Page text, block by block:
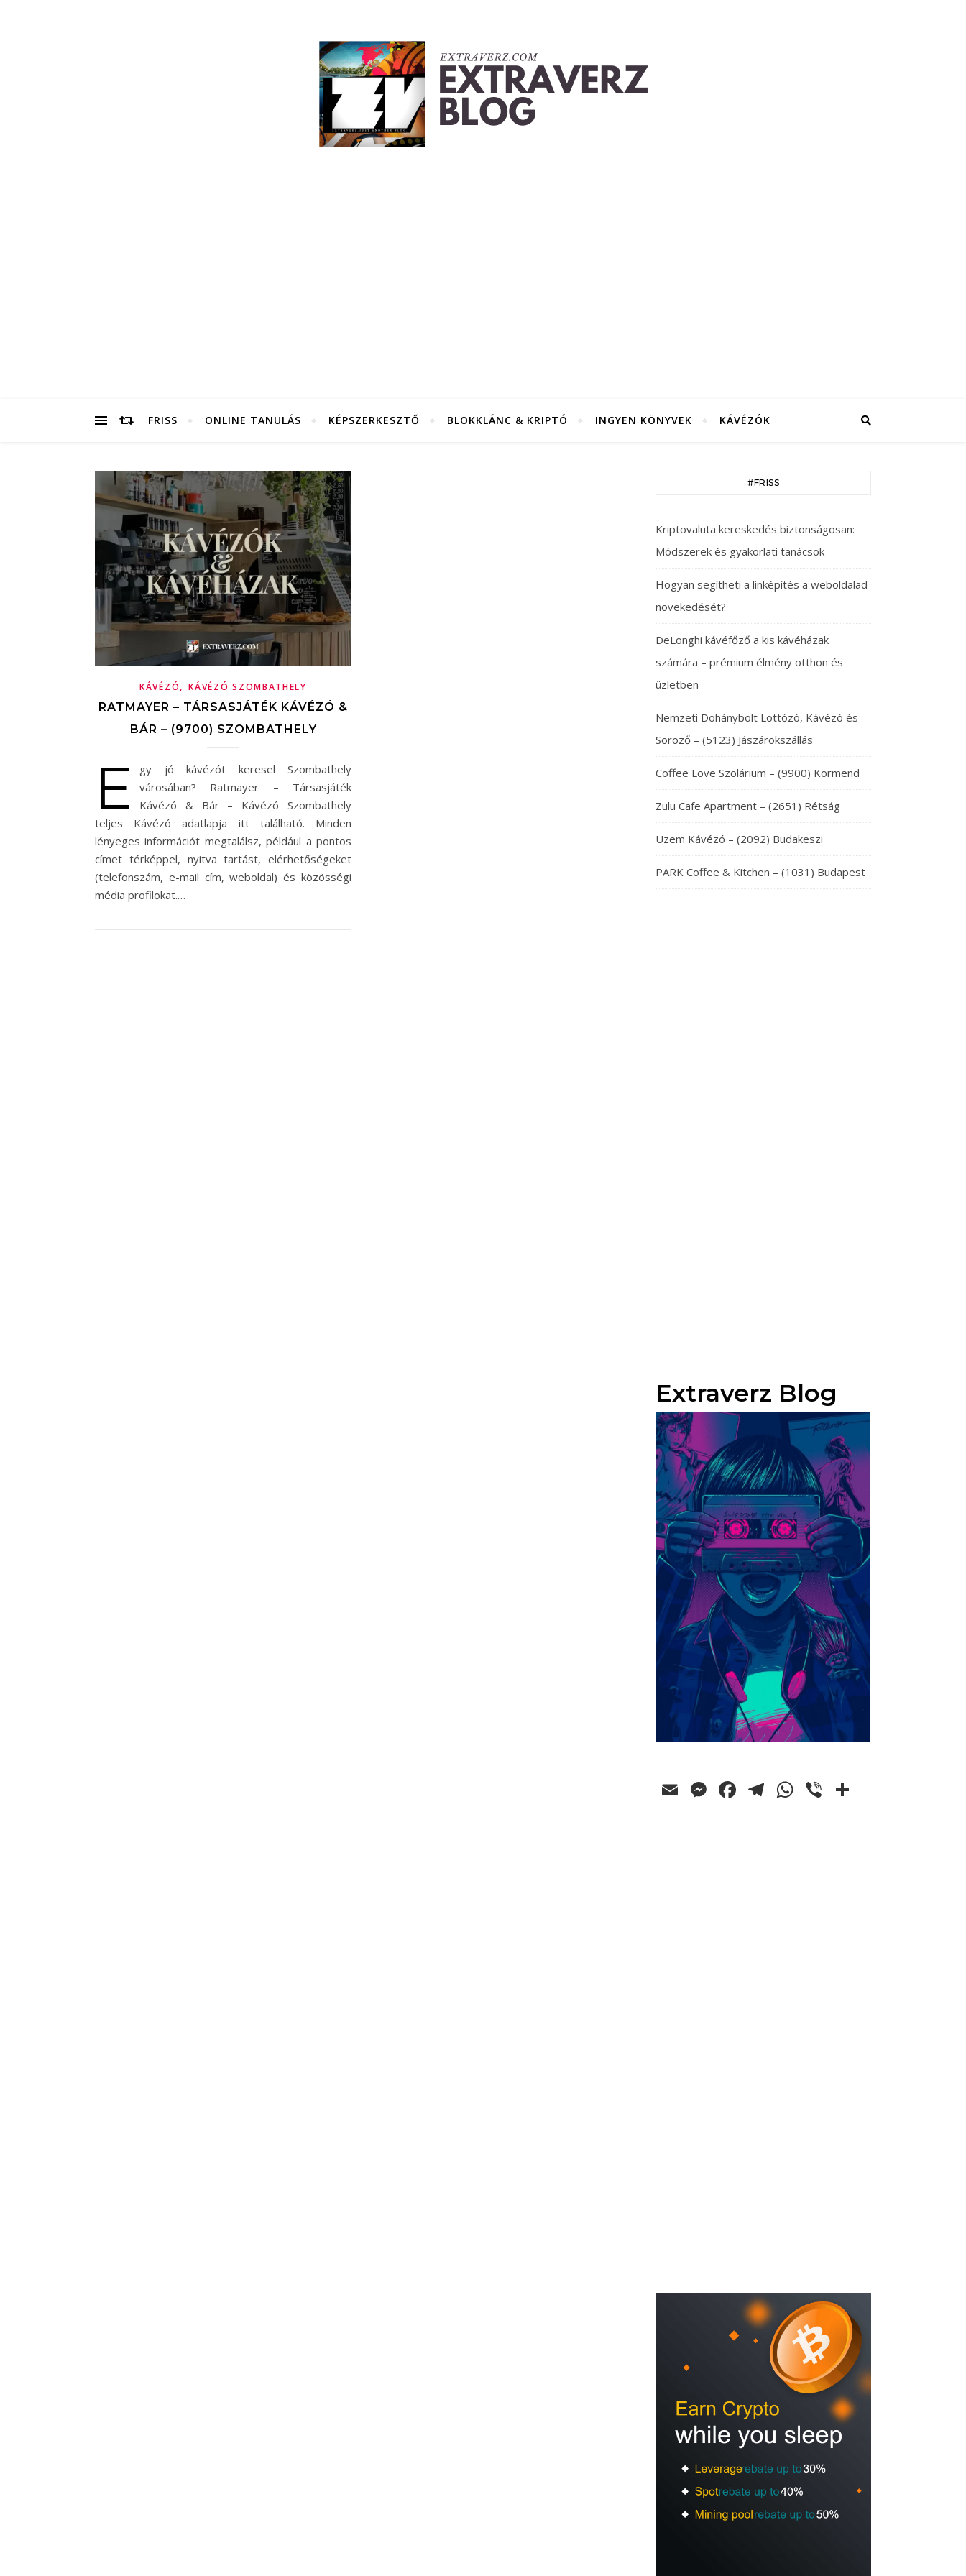
FRISS ONLINE TANULÁS KÉPSZERKESZTŐ BLOKKLÁNC & KRIPTÓ INGYEN KÖNYVEK KÁVÉZÓK
KÁVÉZÓ,KÁVÉZÓ SZOMBATHELY
RATMAYER – TÁRSASJÁTÉK KÁVÉZÓ &
BÁR – (9700) SZOMBATHELY
E
gy jó kávézót keresel Szombathely
városában? Ratmayer – Társasjáték
Kávézó & Bár – Kávézó Szombathely
teljes Kávézó adatlapja itt található. Minden
lényeges információt megtalálsz, például a pontos
címet térképpel, nyitva tartást, elérhetőségeket
(telefonszám, e-mail cím, weboldal) és közösségi
média profilokat.…
#FRISS
Kriptovaluta kereskedés biztonságosan:
Módszerek és gyakorlati tanácsok
Hogyan segítheti a linképítés a weboldalad
növekedését?
DeLonghi kávéfőző a kis kávéházak
számára – prémium élmény otthon és
üzletben
Nemzeti Dohánybolt Lottózó, Kávézó és
Söröző – (5123) Jászárokszállás
Coffee Love Szolárium – (9900) Körmend
Zulu Cafe Apartment – (2651) Rétság
Üzem Kávézó – (2092) Budakeszi
PARK Coffee & Kitchen – (1031) Budapest
Extraverz Blog
EmailMessenger
Facebook
Telegram
WhatsApp
Viber